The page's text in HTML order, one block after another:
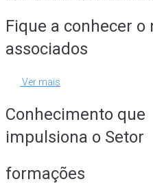
Fique a conhecer
associados
Ver mais
Conhecimento que
impulsiona o Setor
formações